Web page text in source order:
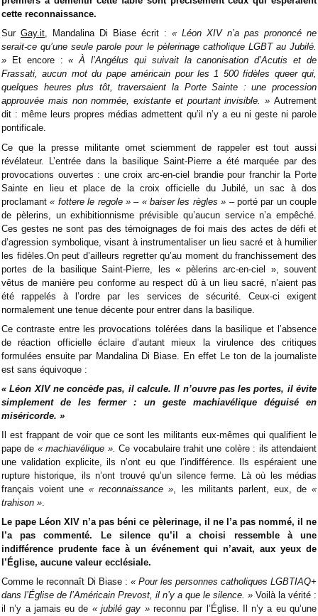
cette reconnaissance.
Sur Gay.it, Mandalina Di Biase écrit : « Léon XIV n’a pas prononcé ne
serait-ce qu’une seule parole pour le pèlerinage catholique LGBT au Jubilé.
»
Et encore :« À l’Angélus qui suivait la canonisation d’Acutis et de
Frassati, aucun mot du pape américain pour les 1 500 fidèles queer qui,
quelques heures plus tôt, traversaient la Porte Sainte : une procession
approuvée mais non nommée, existante et pourtant invisible. » Autrement
dit : même leurs propres médias admettent qu’il n’y a eu ni geste ni parole
pontificale.
Ce que la presse militante omet sciemment de rappeler est tout aussi
révélateur. L’entrée dans la basilique Saint-Pierre a été marquée par des
provocations ouvertes : une croix arc-en-ciel brandie pour franchir la Porte
Sainte en lieu et place de la croix officielle du Jubilé, un sac à dos
proclamant« fottere le regole »– « baiser les règles » – porté par un couple
de pèlerins, un exhibitionnisme prévisible qu’aucun service n’a empêché.
Ces gestes ne sont pas des témoignages de foi mais des actes de défi et
d’agression symbolique, visant à instrumentaliser un lieu sacré et à humilier
les fidèles.On peut d’ailleurs regretter qu’au moment du franchissement des
portes de la basilique Saint-Pierre, les « pèlerins arc-en-ciel », souvent
vêtus de manière peu conforme au respect dû à un lieu sacré, n’aient pas
été rappelés à l’ordre par les services de sécurité. Ceux-ci exigent
normalement une tenue décente pour entrer dans la basilique.
Ce contraste entre les provocations tolérées dans la basilique et l’absence
de réaction officielle éclaire d’autant mieux la virulence des critiques
formulées ensuite par Mandalina Di Biase. En effet Le ton de la journaliste
est sans équivoque :
« Léon XIV ne concède pas, il calcule. Il n’ouvre pas les portes, il évite
simplement de les fermer : un geste machiavélique déguisé en
miséricorde. »
Il est frappant de voir que ce sont les militants eux-mêmes qui qualifient le
pape de « machiavélique ». Ce vocabulaire trahit une colère : ils attendaient
une validation explicite, ils n’ont eu que l’indifférence. Ils espéraient une
rupture historique, ils n’ont trouvé qu’un silence ferme. Là où les médias
français voient une « reconnaissance » , les militants parlent, eux, de«
trahison »
Le pape Léon XIV n’a pas béni ce pèlerinage, il ne l’a pas nommé, il ne
l’a pas commenté. Le silence qu’il a choisi ressemble à une
indifférence prudente face à un événement qui n’avait, aux yeux de
l’Église, aucune valeur ecclésiale.
Comme le reconnaît Di Biase : « Pour les personnes catholiques LGBTIAQ+
dans l’Église de l’Américain Prevost, il n’y a que le silence. » Voilà la vérité :
il n’y a jamais eu de « jubilé gay » reconnu par l’Église. Il n’y a eu qu’une